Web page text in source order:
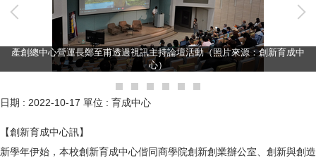
產創總中心營運長鄭至甫透過視訊主持論壇活動（照片來源：創新育成中
心）
日期 : 2022-10-17 單位 : 育成中心
【創新育成中心訊】
新學年伊始，本校創新育成中心偕同商學院創新創業辦公室、創新與創造